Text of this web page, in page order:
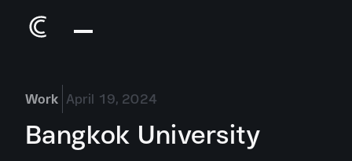
Work April 19, 2024
Bangkok University